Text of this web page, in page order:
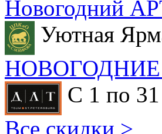
Новогодний
Уютная
С 1 по 31
Все скидки >